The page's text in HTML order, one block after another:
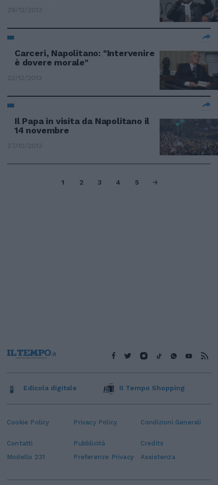
29/12/2013
Carceri, Napolitano: "Intervenire
è dovere morale"
22/12/2013
Il Papa in visita da Napolitano il
14 novembre
27/10/2013
1 2 3 4 5
Cookie Policy Privacy Policy Condizioni Generali
Contatti Pubblicità
Credits
Modello 231
Preferenze Privacy Assistenza
Edicola digitale Il Tempo Shopping